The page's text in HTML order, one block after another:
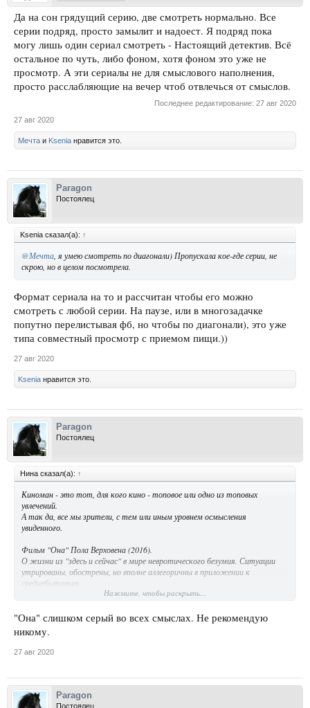
Да на сон грядущий серию, две смотреть нормально. Все
серии подряд, просто замылит и надоест. Я подряд пока
могу лишь один сериал смотреть - Настоящий детектив. Всё
остальное по чуть, либо фоном, хотя фоном это уже не
просмотр. А эти сериалы не для смыслового наполнения,
просто расслабляющие на вечер чтоб отвлечься от смыслов.
Последнее редактирование: 27 авг 2020
27 авг 2020
Мечта и Ksenia нравится это.
Paragon
Постоялец
Ksenia сказал(а): ↑
@Мечта , я умею смотреть по диагонали) Пропускала кое-где серии, не
скрою, но в целом посмотрела.
Формат сериала на то и рассчитан чтобы его можно
смотреть с любой серии. На паузе, или в многозадачке
попутно перелистывая фб, но чтобы по диагонали), это уже
типа совместный просмотр с приемом пищи.))
27 авг 2020
Ksenia нравится это.
Paragon
Постоялец
Нина сказал(а): ↑
Киноман - это тот, для кого кино - топовое или одно из топовых
увлечений.
А так да, все мы зрители, с тем или иным уровнем осмысления
увиденного.
Фильм "Она" Пола Верховена (2016).
О жизни из "здесь и сейчас" в мире невротического безумия. Ситуации
утрированы, обострены, но вполне аллегоричны в приложении к
среднебытовым.
Оптимизм в фильме отсутствует, но и песимистичным его назвать
Хотя, слишком чувствительным не рекомендую.
Нажмите, чтобы раскрыть...
"Она" слишком серый во всех смыслах. Не рекомендую
никому.
27 авг 2020
Paragon
Постоялец